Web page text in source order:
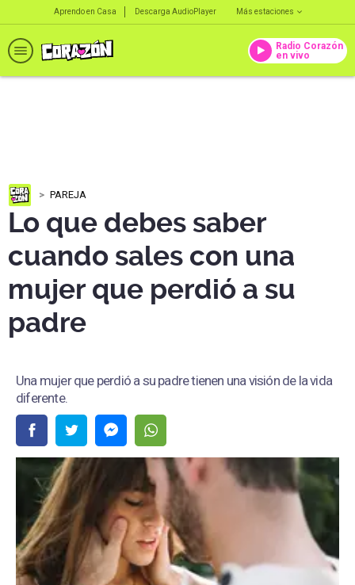
Aprendo en Casa Descarga AudioPlayer Más estaciones
Radio Corazón
en vivo
PAREJA
Lo que debes saber
cuando sales con una
mujer que perdió a su
padre
Una mujer que perdió a su padre tienen una visión de la vida
diferente.